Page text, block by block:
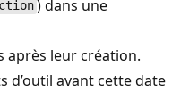
) dans une
après leur création.
d’outil avant cette date